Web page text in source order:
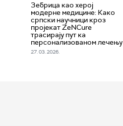
Зебрица као херој
модерне медицине: Како
српски научници кроз
пројекат ZeNCure
трасирају пут ка
персонализованом лечењу
27. 03. 2026.